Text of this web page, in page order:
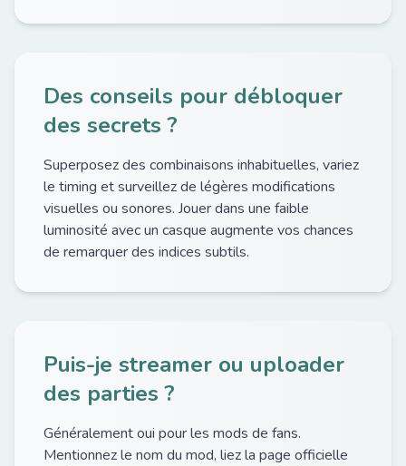
Des conseils pour débloquer
des secrets ?
Superposez des combinaisons inhabituelles, variez
le timing et surveillez de légères modifications
visuelles ou sonores. Jouer dans une faible
luminosité avec un casque augmente vos chances
de remarquer des indices subtils.
Puis-je streamer ou uploader
des parties ?
Généralement oui pour les mods de fans.
Mentionnez le nom du mod, liez la page officielle